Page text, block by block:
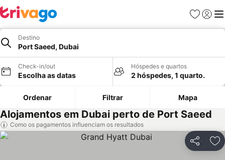
Favoritos
Iniciar
Destino
Port Saeed, Dubai
Check-in/out
Escolha as datas
Hóspedes e quartos
2 hóspedes, 1 quarto.
Ordenar Filtrar Mapa
Alojamentos em Dubai perto de Port Saeed
Como os pagamentos influenciam os resultados
Partilhar